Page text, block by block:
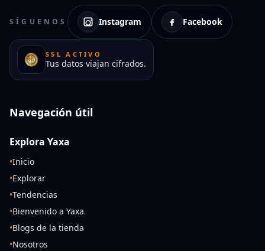
SÍGUENOS Instagram Facebook
SSL ACTIVO
Tus datos viajan cifrados.
Navegación útil
Explora Yaxa
•Inicio
•Explorar
•Tendencias
•Bienvenido a Yaxa
•Blogs de la tienda
•Nosotros